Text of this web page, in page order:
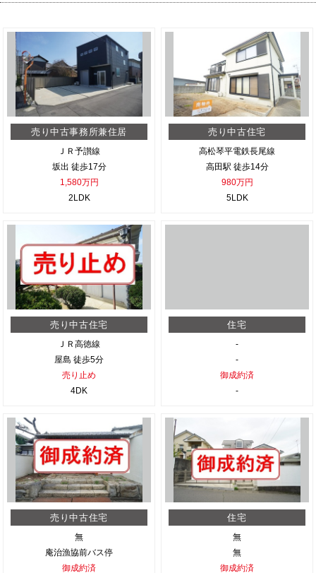
売り中古事務所兼住居
ＪＲ予讃線
坂出 徒歩17分
1,580万円
2LDK
売り中古住宅
高松琴平電鉄長尾線
高田駅 徒歩14分
980万円
5LDK
売り中古住宅
ＪＲ高徳線
屋島 徒歩5分
売り止め
4DK
住宅
-
-
御成約済
-
売り中古住宅
無
庵治漁協前バス停
御成約済
住宅
無
無
御成約済